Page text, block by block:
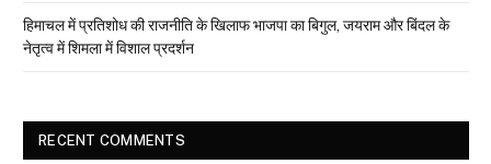
हिमाचल में प्रतिशोध की राजनीति के खिलाफ भाजपा का बिगुल, जयराम और बिंदल के
नेतृत्व में शिमला में विशाल प्रदर्शन
RECENT COMMENTS